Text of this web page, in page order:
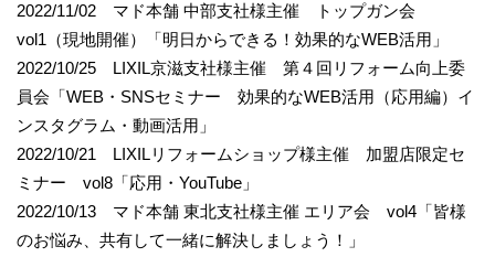
2022/11/02 マド本舗 中部支社様主催 トップガン会
vol1（現地開催）「明日からできる！効果的なWEB活用」
2022/10/25 LIXIL京滋支社様主催 第４回リフォーム向上委
員会「WEB・SNSセミナー 効果的なWEB活用（応用編）イ
ンスタグラム・動画活用」
2022/10/21 LIXILリフォームショップ様主催 加盟店限定セ
ミナー vol8「応用・YouTube」
2022/10/13 マド本舗 東北支社様主催 エリア会 vol4「皆様
のお悩み、共有して一緒に解決しましょう！」